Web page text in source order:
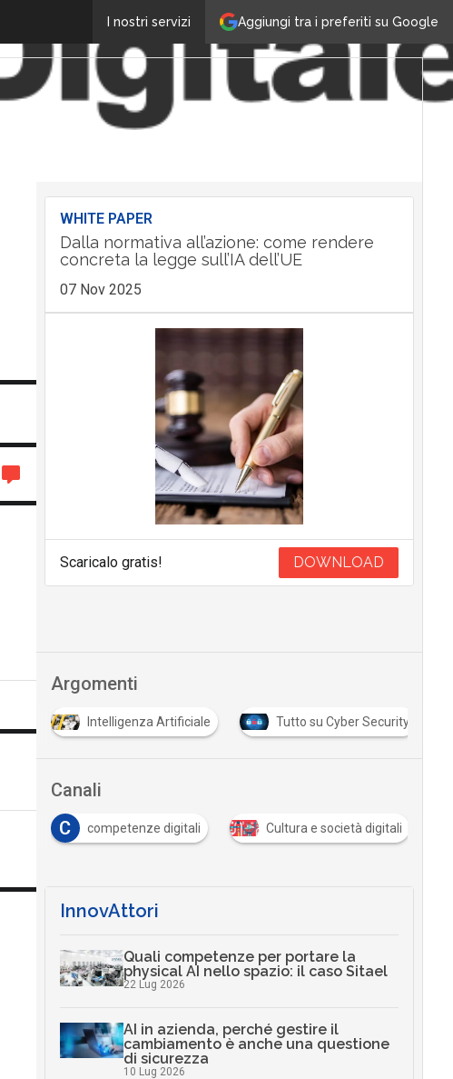
Aggiungi tra i preferiti su Google
I nostri servizi
WHITE PAPER
Dalla normativa all’azione: come rendere
concreta la legge sull’IA dell’UE
07 Nov 2025
Scaricalo gratis! DOWNLOAD
Argomenti
Intelligenza Artificiale Tutto su Cyber Security
Canali
C
competenze digitali Cultura e società digitali
InnovAttori
Quali competenze per portare la
physical AI nello spazio: il caso Sitael
22 Lug 2026
AI in azienda, perché gestire il
cambiamento è anche una questione
di sicurezza
10 Lug 2026